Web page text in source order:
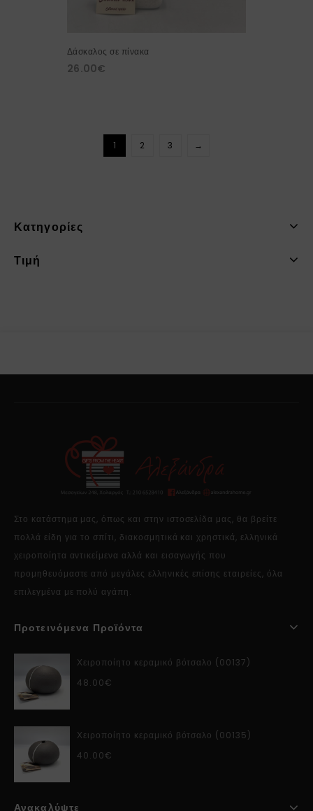
Δάσκαλος σε πίνακα
26.00€
1 2 3 →
Κατηγορίες
Τιμή
Στο κατάστημα μας, όπως και στην ιστοσελίδα μας, θα βρείτε
πολλά είδη για το σπίτι, διακοσμητικά και χρηστικά, ελληνικά
χειροποίητα αντικείμενα αλλά και εισαγωγής που
προμηθευόμαστε από μεγάλες ελληνικές επίσης εταιρείες, όλα
επιλεγμένα με πολύ αγάπη.
Προτεινόμενα Προϊόντα
Χειροποίητο κεραμικό βότσαλο (00137)
48.00€
Χειροποίητο κεραμικό βότσαλο (00135)
40.00€
Ανακαλύψτε